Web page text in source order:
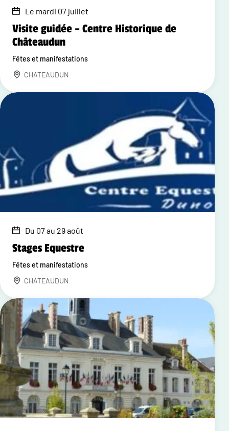
Le mardi 07 juillet
Visite guidée – Centre Historique de
Châteaudun
Fêtes et manifestations
CHATEAUDUN
Du 07 au 29 août
Stages Equestre
Fêtes et manifestations
CHATEAUDUN